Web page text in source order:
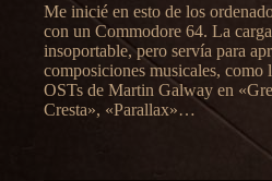
Me inicié en esto de los
con un Commodore 64. La
insoportable, pero servía para
composiciones musicales, como
OSTs de Martin Galway en
Cresta», «Parallax»…